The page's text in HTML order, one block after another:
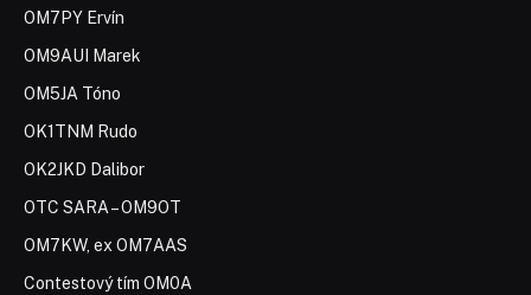
OM7PY Ervín
OM9AUI Marek
OM5JA Tóno
OK1TNM Rudo
OK2JKD Dalibor
OTC SARA – OM9OT
OM7KW, ex OM7AAS
Contestový tím OM0A